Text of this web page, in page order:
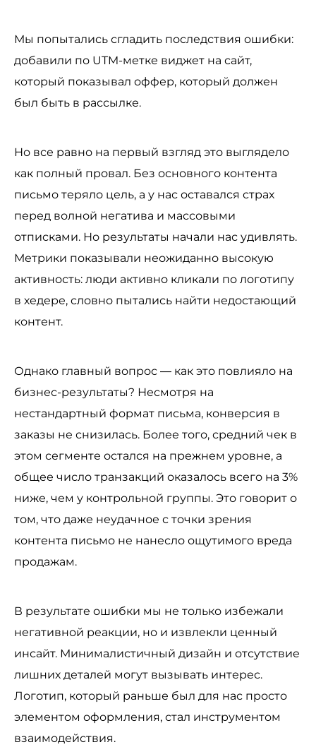
Мы попытались сгладить последствия ошибки:
добавили по UTM-метке виджет на сайт,
который показывал оффер, который должен
был быть в рассылке.
Но все равно на первый взгляд это выглядело
как полный провал. Без основного контента
письмо теряло цель, а у нас оставался страх
перед волной негатива и массовыми
отписками. Но результаты начали нас удивлять.
Метрики показывали неожиданно высокую
активность: люди активно кликали по логотипу
в хедере, словно пытались найти недостающий
контент.
Однако главный вопрос — как это повлияло на
бизнес-результаты? Несмотря на
нестандартный формат письма, конверсия в
заказы не снизилась. Более того, средний чек в
этом сегменте остался на прежнем уровне, а
общее число транзакций оказалось всего на 3%
ниже, чем у контрольной группы. Это говорит о
том, что даже неудачное с точки зрения
контента письмо не нанесло ощутимого вреда
продажам.
В результате ошибки мы не только избежали
негативной реакции, но и извлекли ценный
инсайт. Минималистичный дизайн и отсутствие
лишних деталей могут вызывать интерес.
Логотип, который раньше был для нас просто
элементом оформления, стал инструментом
взаимодействия.